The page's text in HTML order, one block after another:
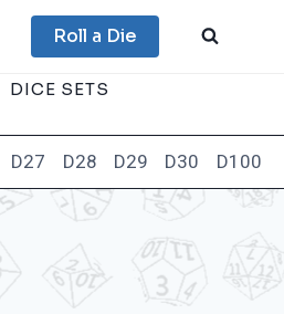
Roll a Die
DICE SETS
D27 D28 D29 D30 D100